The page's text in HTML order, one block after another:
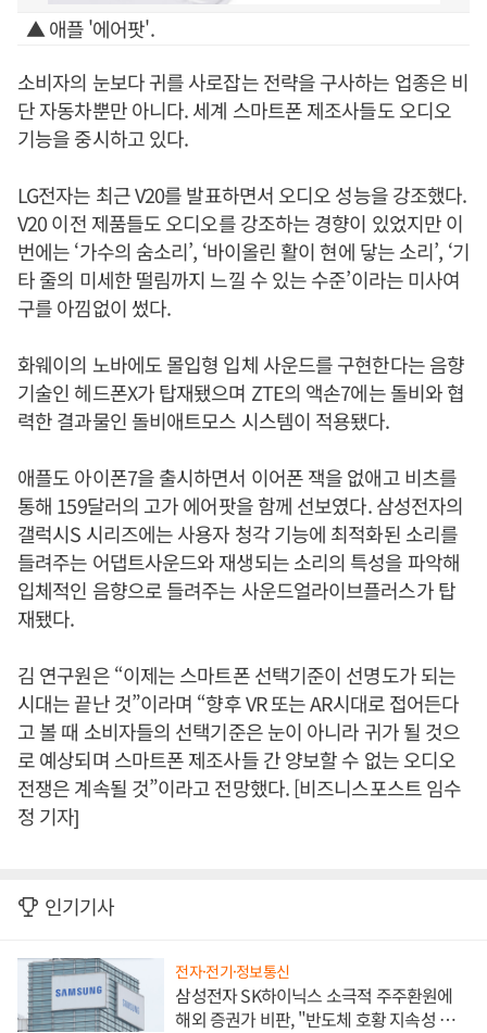
▲ 애플 '에어팟'.
소비자의 눈보다 귀를 사로잡는 전략을 구사하는 업종은 비
단 자동차뿐만 아니다. 세계 스마트폰 제조사들도 오디오
기능을 중시하고 있다.
LG전자는 최근 V20를 발표하면서 오디오 성능을 강조했다.
V20 이전 제품들도 오디오를 강조하는 경향이 있었지만 이
번에는 ‘가수의 숨소리’, ‘바이올린 활이 현에 닿는 소리’, ‘기
타 줄의 미세한 떨림까지 느낄 수 있는 수준’이라는 미사여
구를 아낌없이 썼다.
화웨이의 노바에도 몰입형 입체 사운드를 구현한다는 음향
기술인 헤드폰X가 탑재됐으며 ZTE의 액손7에는 돌비와 협
력한 결과물인 돌비애트모스 시스템이 적용됐다.
애플도 아이폰7을 출시하면서 이어폰 잭을 없애고 비츠를
통해 159달러의 고가 에어팟을 함께 선보였다. 삼성전자의
갤럭시S 시리즈에는 사용자 청각 기능에 최적화된 소리를
들려주는 어댑트사운드와 재생되는 소리의 특성을 파악해
입체적인 음향으로 들려주는 사운드얼라이브플러스가 탑
재됐다.
김 연구원은 “이제는 스마트폰 선택기준이 선명도가 되는
시대는 끝난 것”이라며 “향후 VR 또는 AR시대로 접어든다
고 볼 때 소비자들의 선택기준은 눈이 아니라 귀가 될 것으
로 예상되며 스마트폰 제조사들 간 양보할 수 없는 오디오
전쟁은 계속될 것”이라고 전망했다. [비즈니스포스트 임수
정 기자]
인기기사
전자·전기·정보통신
삼성전자 SK하이닉스 소극적 주주환원에
해외 증권가 비판, "반도체 호황 지속성 의